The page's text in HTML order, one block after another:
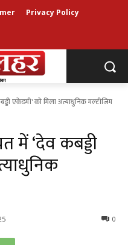
Privacy Policy
एकेडमी' को मिला अत्याधुनिक मल्टीजिम
में ‘देव कबड्डी
0